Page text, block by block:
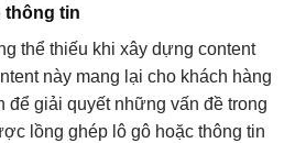
thông tin
thể thiếu khi xây dựng content
này mang lại cho khách hàng
để giải quyết những vấn đề trong
lồng ghép lô gô hoặc thông tin